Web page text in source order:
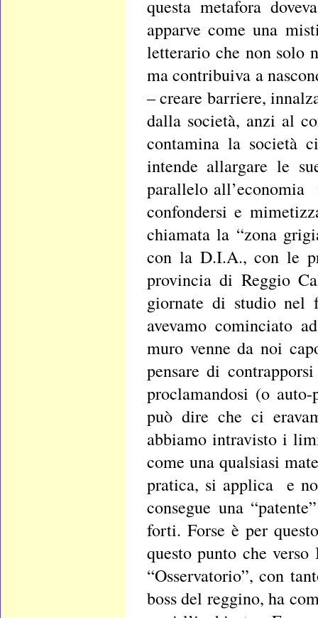
questa metafora
apparve come una
letterario che non solo
ma contribuiva a
– creare barriere,
dalla società, anzi al
contamina la società
intende allargare le
parallelo
confondersi e
chiamata la “zona
con la D.I.A., con le
provincia di Reggio
giornate di studio nel
avevamo cominciato
muro venne da noi
pensare di
proclamandosi (o
può dire che ci
abbiamo intravisto i
come una qualsiasi
pratica, si applica e
consegue una
forti. Forse è per
questo punto che
“Osservatorio”, con
boss del reggino, ha